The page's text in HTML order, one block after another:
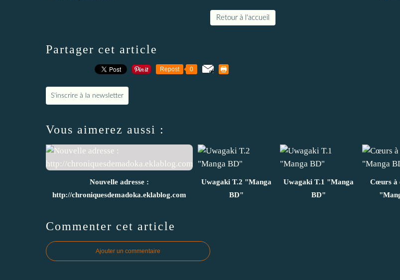
Retour à l'accueil
Partager cet article
Repost 0
S'inscrire à la newsletter
Vous aimerez aussi :
Nouvelle adresse :
http://chroniquesdemadoka.eklablog.com
Uwagaki T.2 "Manga
BD"
Uwagaki T.1 "Manga
BD"
Cœurs à
Commenter cet article
Ajouter un commentaire